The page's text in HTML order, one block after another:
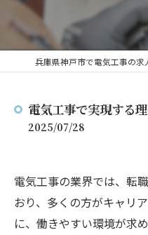
電気工事で実現する
2025/07/28
電気工事の業界では、転
おり、多くの方がキャリ
に、働きやすい環境が求